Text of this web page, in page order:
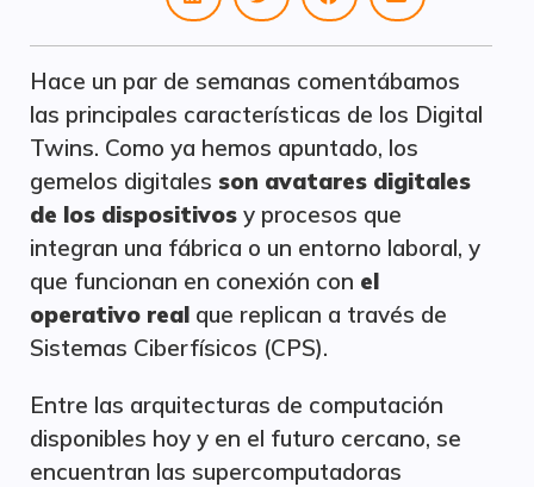
Hace un par de semanas comentábamos
las principales características de los Digital
Twins. Como ya hemos apuntado, los
gemelos digitales son avatares digitales
de los dispositivos y procesos que
integran una fábrica o un entorno laboral, y
que funcionan en conexión con el
operativo real que replican a través de
Sistemas Ciberfísicos (CPS).
Entre las arquitecturas de computación
disponibles hoy y en el futuro cercano, se
encuentran las supercomputadoras